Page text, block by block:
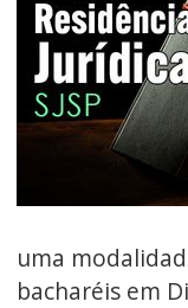
uma
bacharéis em